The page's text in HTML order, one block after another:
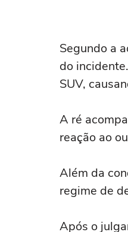
Segundo a
do
SUV,
A ré
reação ao
Além da
regime de
Após o